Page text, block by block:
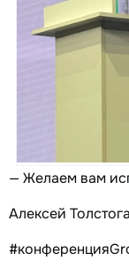
— Желаем вам
Алексей